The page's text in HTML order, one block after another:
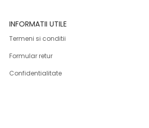
INFORMATII UTILE
Termeni si conditii
Formular retur
Confidentialitate